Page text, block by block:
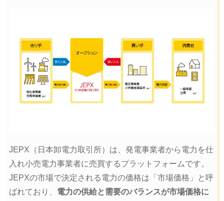
JEPX（日本卸電力取引所）は、発電事業者から電力を仕
入れ小売電力事業者に売買するプラットフォームです。
JEPXの市場で決定される電力の価格は「市場価格」と呼
ばれており、 電力の供給と需要のバランスが市場価格に